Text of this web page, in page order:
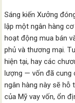
Sáng kiến Xưởng
lập một ngân hàng
hoạt động mua bán
phủ và thương mại.
hiện tại, hay các
lượng — vốn đã cung
ngân hàng này sẽ hỗ
của Mỹ vay vốn, ổn